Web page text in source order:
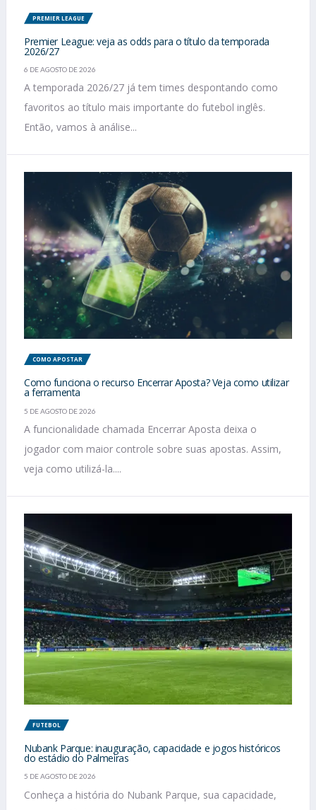
PREMIER LEAGUE
Premier League: veja as odds para o título da temporada
2026/27
6 DE AGOSTO DE 2026
A temporada 2026/27 já tem times despontando como
favoritos ao título mais importante do futebol inglês.
Então, vamos à análise...
COMO APOSTAR
Como funciona o recurso Encerrar Aposta? Veja como utilizar
a ferramenta
5 DE AGOSTO DE 2026
A funcionalidade chamada Encerrar Aposta deixa o
jogador com maior controle sobre suas apostas. Assim,
veja como utilizá-la....
FUTEBOL
Nubank Parque: inauguração, capacidade e jogos históricos
do estádio do Palmeiras
5 DE AGOSTO DE 2026
Conheça a história do Nubank Parque, sua capacidade,